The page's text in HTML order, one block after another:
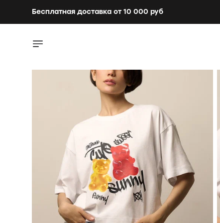
Бесплатная доставка от 10 000 руб